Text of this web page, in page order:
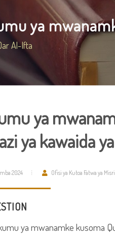
ya
Al-Ifta
ya
ya kawaida
2024 Ofisi ya Kutoa Fatwa ya Misri
ya mwanamke kusoma